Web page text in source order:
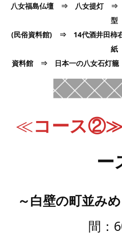
八女福島仏壇 ⇒ 八女提灯 ⇒
型
(民俗資料館) ⇒ 14代酒井田柿
紙
資料館 ⇒ 日本一の八女石灯
≪コース
ー
～白壁の町並み
間：